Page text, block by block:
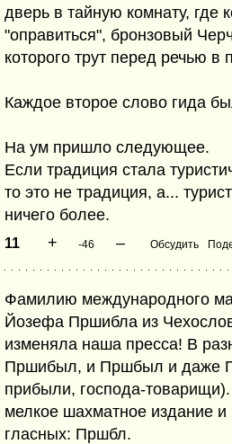
дверь в тайную комнату, где
"оправиться", бронзовый
которого трут перед речью в
Каждое второе слово гида
На ум пришло следующее.
Если традиция стала
то это не традиция, а...
ничего более.
11 + -46 – Обсудить
Фамилию международного
Йозефа Пршибла из
изменяла наша пресса! В
Пршибыл, и Пршбыл и даже
прибыли, господа-
мелкое шахматное издание
гласных: Пршбл.